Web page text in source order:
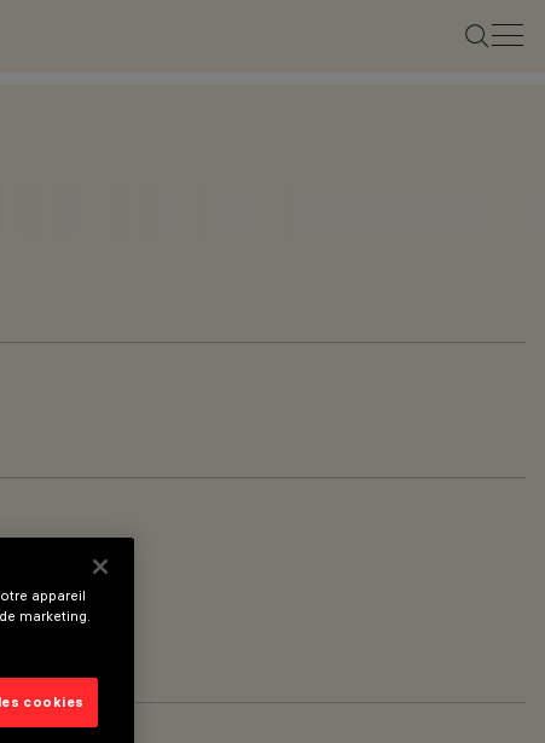
appareil
marketing.
cookies